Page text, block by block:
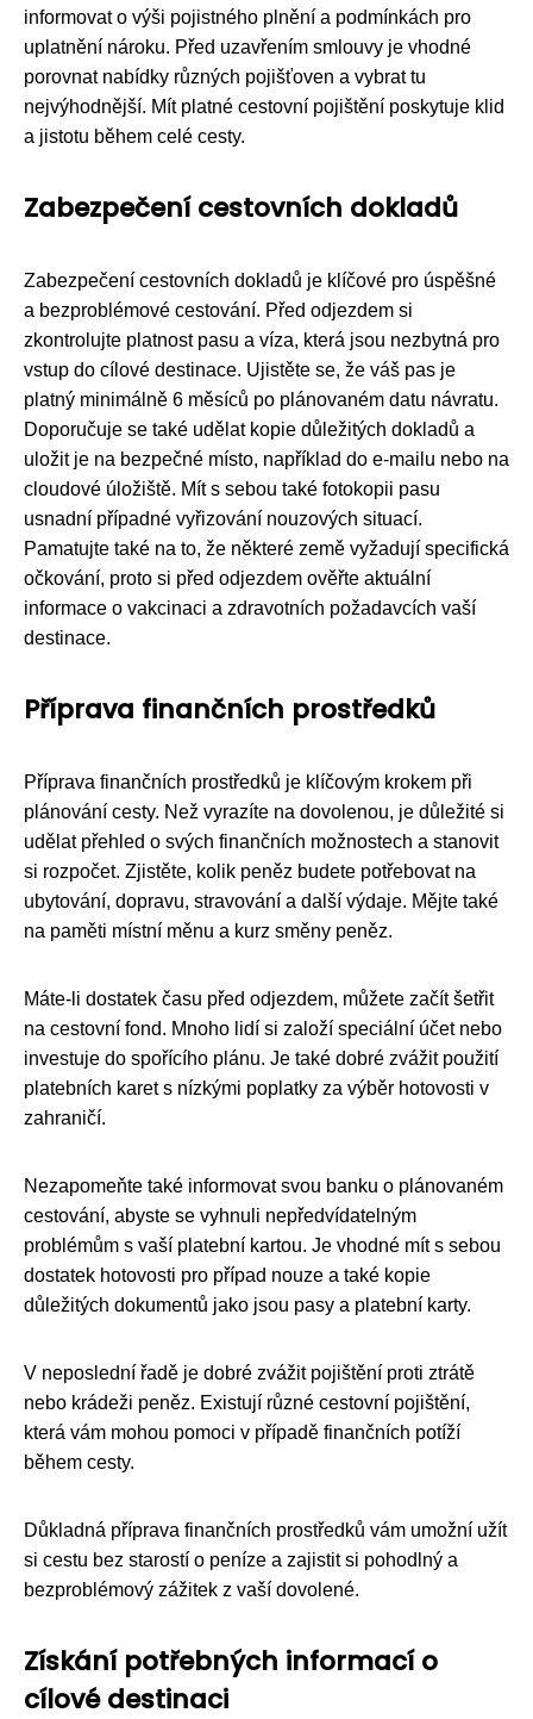
informovat o výši pojistného plnění a podmínkách pro
uplatnění nároku. Před uzavřením smlouvy je vhodné
porovnat nabídky různých pojišťoven a vybrat tu
nejvýhodnější. Mít platné cestovní pojištění poskytuje klid
a jistotu během celé cesty.
Zabezpečení cestovních dokladů
Zabezpečení cestovních dokladů je klíčové pro úspěšné
a bezproblémové cestování. Před odjezdem si
zkontrolujte platnost pasu a víza, která jsou nezbytná pro
vstup do cílové destinace. Ujistěte se, že váš pas je
platný minimálně 6 měsíců po plánovaném datu návratu.
Doporučuje se také udělat kopie důležitých dokladů a
uložit je na bezpečné místo, například do e-mailu nebo na
cloudové úložiště. Mít s sebou také fotokopii pasu
usnadní případné vyřizování nouzových situací.
Pamatujte také na to, že některé země vyžadují specifická
očkování, proto si před odjezdem ověřte aktuální
informace o vakcinaci a zdravotních požadavcích vaší
destinace.
Příprava finančních prostředků
Příprava finančních prostředků je klíčovým krokem při
plánování cesty. Než vyrazíte na dovolenou, je důležité si
udělat přehled o svých finančních možnostech a stanovit
si rozpočet. Zjistěte, kolik peněz budete potřebovat na
ubytování, dopravu, stravování a další výdaje. Mějte také
na paměti místní měnu a kurz směny peněz.
Máte-li dostatek času před odjezdem, můžete začít šetřit
na cestovní fond. Mnoho lidí si založí speciální účet nebo
investuje do spořícího plánu. Je také dobré zvážit použití
platebních karet s nízkými poplatky za výběr hotovosti v
zahraničí.
Nezapomeňte také informovat svou banku o plánovaném
cestování, abyste se vyhnuli nepředvídatelným
problémům s vaší platební kartou. Je vhodné mít s sebou
dostatek hotovosti pro případ nouze a také kopie
důležitých dokumentů jako jsou pasy a platební karty.
V neposlední řadě je dobré zvážit pojištění proti ztrátě
nebo krádeži peněz. Existují různé cestovní pojištění,
která vám mohou pomoci v případě finančních potíží
během cesty.
Důkladná příprava finančních prostředků vám umožní užít
si cestu bez starostí o peníze a zajistit si pohodlný a
bezproblémový zážitek z vaší dovolené.
Získání potřebných informací o
cílové destinaci